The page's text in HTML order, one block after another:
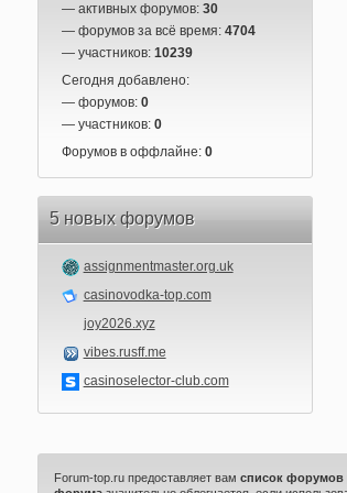
— активных форумов: 30
— форумов за всё время: 4704
— участников: 10239
Сегодня добавлено:
— форумов: 0
— участников: 0
Форумов в оффлайне: 0
5 новых форумов
assignmentmaster.org.uk
casinovodka-top.com
joy2026.xyz
vibes.rusff.me
casinoselector-club.com
Forum-top.ru предоставляет вамсписок форумов